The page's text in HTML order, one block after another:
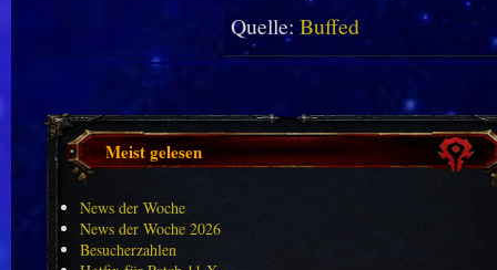
Quelle: Buffed
Meist gelesen
News der Woche
News der Woche 2026
Besucherzahlen